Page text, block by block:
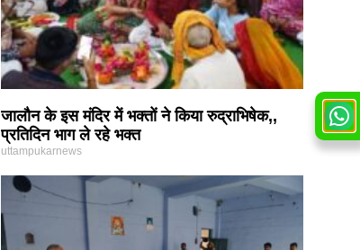
जालौन के इस मंदिर में भक्तों ने किया रुद्राभिषेक,,
प्रतिदिन भाग ले रहे भक्त
uttampukarnews